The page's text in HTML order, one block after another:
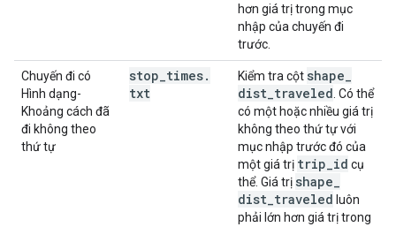
hơn giá trị trong mục
nhập của chuyến đi
trước.
Chuyến đi có
Hình dạng-
Khoảng cách đã
đi không theo
thứ tự
stop times.
txt
Kiểm tra cột shape
dist traveled . Có thể
có một hoặc nhiều giá trị
không theo thứ tự với
mục nhập trước đó của
một giá trị trip id cụ
thể. Giá trị shape
dist traveled luôn
phải lớn hơn giá trị trong